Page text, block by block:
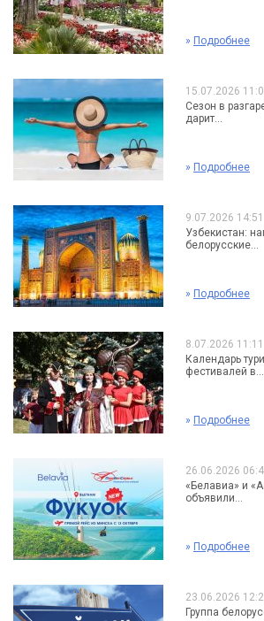
» Подробнее
15.07.2026
Сезон в
дарит...
» Подробнее
9.07.2026 14:51
Узбекистан:
белорусские...
» Подробнее
8.07.2026 11:11
Календарь
фестивалей в...
» Подробнее
26.06.2026
«Белавиа» и
объявили...
» Подробнее
23.06.2026
Группа